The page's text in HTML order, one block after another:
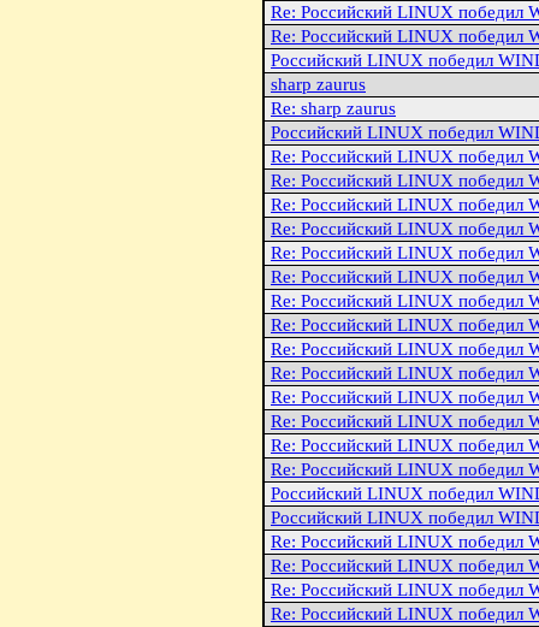
Re: Российский LINUX победил
Re: Российский LINUX победил
Российский LINUX победил
sharp zaurus
Re: sharp zaurus
Российский LINUX победил
Re: Российский LINUX победил
Re: Российский LINUX победил
Re: Российский LINUX победил
Re: Российский LINUX победил
Re: Российский LINUX победил
Re: Российский LINUX победил
Re: Российский LINUX победил
Re: Российский LINUX победил
Re: Российский LINUX победил
Re: Российский LINUX победил
Re: Российский LINUX победил
Re: Российский LINUX победил
Re: Российский LINUX победил
Re: Российский LINUX победил
Российский LINUX победил
Российский LINUX победил
Re: Российский LINUX победил
Re: Российский LINUX победил
Re: Российский LINUX победил
Re: Российский LINUX победил